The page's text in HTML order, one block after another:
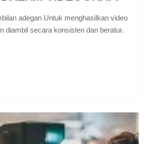
adegan Untuk menghasilkan video
diambil secara konsisten dan beratur.